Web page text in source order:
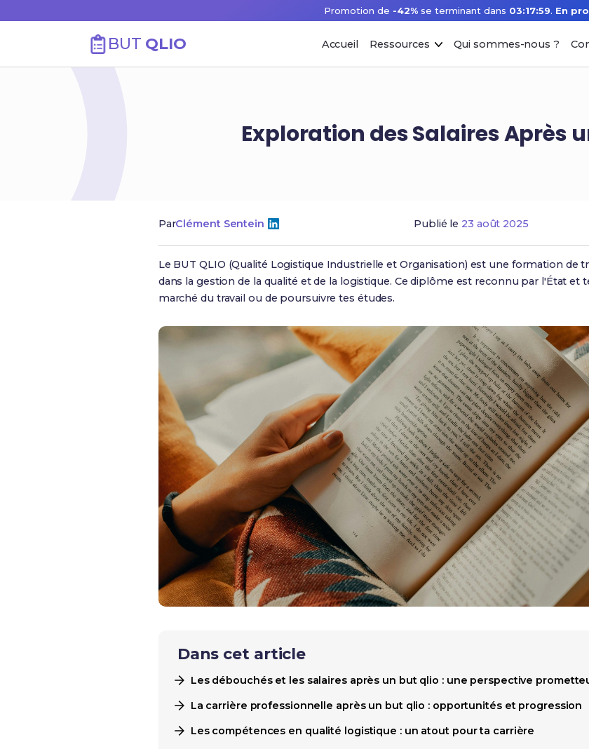
Promotion de -42%se terminant dans 03:17:58. En
BUT QLIO Accueil Ressources Qui sommes-nous ?
Exploration des Salaires Après
ParClément Sentein Publié le 23 août 2025
Le BUT QLIO (Qualité Logistique Industrielle et Organisation) est une formation de
dans la gestion de la qualité et de la logistique. Ce diplôme est reconnu par l'État
marché du travail ou de poursuivre tes études.
Dans cet article
Les débouchés et les salaires après un but qlio : une perspective
La carrière professionnelle après un but qlio : opportunités et progression
Les compétences en qualité logistique : un atout pour ta carrière